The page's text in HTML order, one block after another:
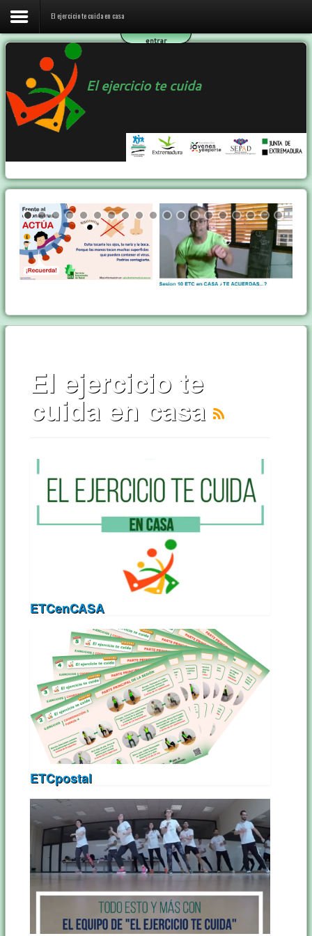
El ejercicio te cuida en casa
El programa ETC
Ejercicio y Salud
Contactar
El ejercicio te cuida en casa
entrar
El ejercicio te cuida
El ejercicio te
cuida en casa
ETCenCASA
ETCpostal